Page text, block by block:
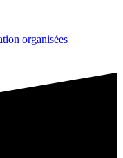
organisées